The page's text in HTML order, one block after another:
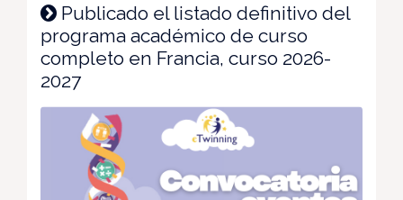
Publicado el listado definitivo del
programa académico de curso
completo en Francia, curso 2026-
2027